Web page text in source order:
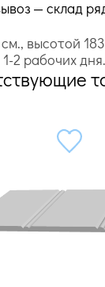
— склад
высотой
2 рабочих